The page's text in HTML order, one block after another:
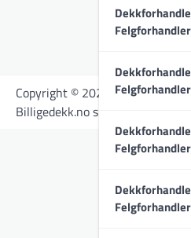
Copyright © 2026 Billigedekk.no
Billigedekk.no sin kontroll. |